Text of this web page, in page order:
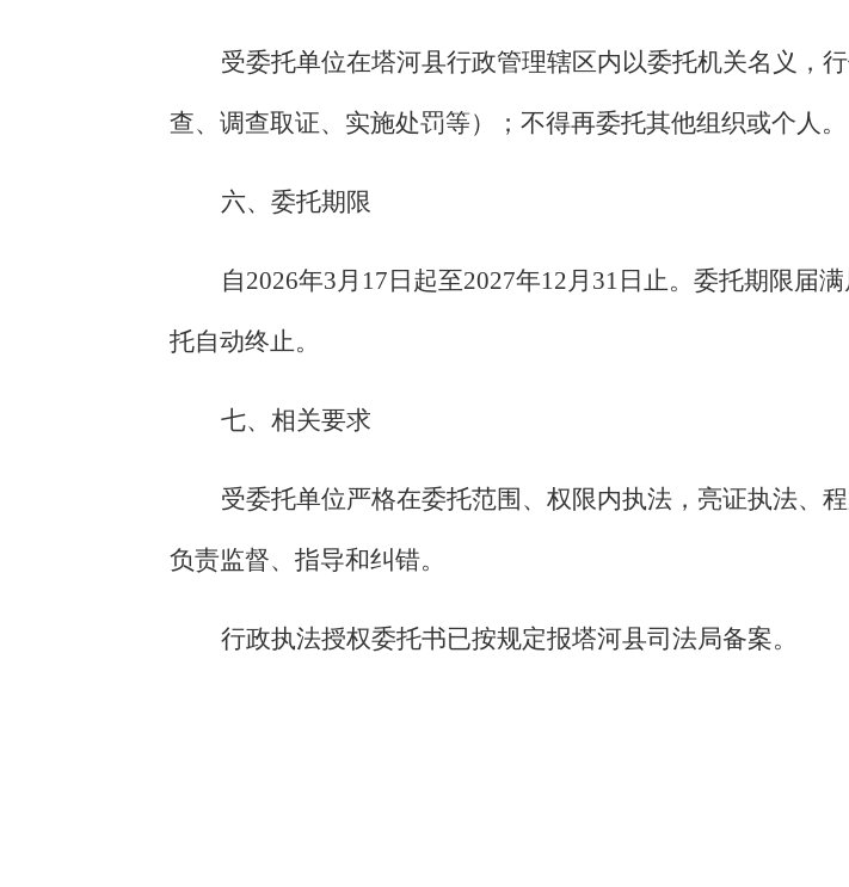
受委托单位在塔河县行政管理辖区内 以委托机关名义，
查、调查取证、实施处罚等） ； 不得再委托其他组织或个人。
六、委托期限
自2026年3月 17 日起至2027年12月 31 日止。 委托期限届
托自动终止。
七、相关要求
受委托单位严格在委托范围、权限内执法，亮证执法、
负责监督、指导和纠错。
行政执法授权委托书已按规定报塔河县司法局备案。